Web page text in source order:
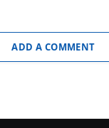
ADD A COMMENT